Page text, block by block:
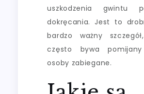
uszkodzenia gwintu
dokręcania. Jest to
bardzo ważny
często bywa
osoby zabiegane.